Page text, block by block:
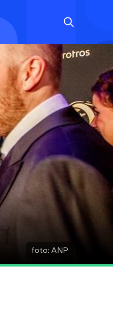
foto: ANP